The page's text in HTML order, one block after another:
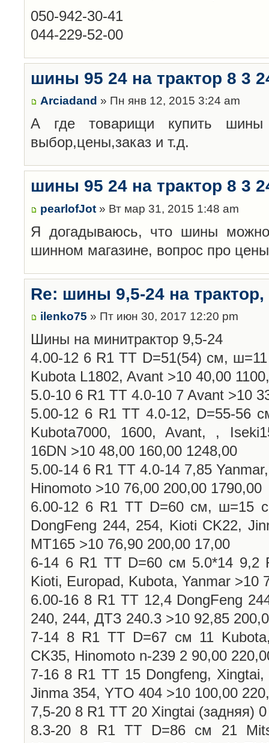
050-942-30-41
044-229-52-00
шины 95 24 на трактор 8 3
Arciadand » Пн янв 12, 2015 3:24 am
А где товарищи купить
выбор,цены,заказ и т.д.
шины 95 24 на трактор 8 3
pearlofJot » Вт мар 31, 2015 1:48 am
Я догадываюсь, что шины
шинном магазине, вопрос про
Re: шины 9,5-24 на трактор,
ilenko75 » Пт июн 30, 2017 12:20 pm
Шины на минитрактор 9,5-24
4.00-12 6 R1 TT D=51(54) см,
Kubota L1802, Avant >10 40,00
5.0-10 6 R1 TT 4.0-10 7 Avant >10
5.00-12 6 R1 TT 4.0-12, D=55-56
Kubota7000, 1600, Avant, ,
16DN >10 48,00 160,00 1248,00
5.00-14 6 R1 TT 4.0-14 7,85
Hinomoto >10 76,00 200,00 1790,00
6.00-12 6 R1 TT D=60 см, ш=15
DongFeng 244, 254, Kioti CK22,
MT165 >10 76,90 200,00 17,00
6-14 6 R1 TT D=60 см 5.0*14 9,2
Kioti, Europad, Kubota, Yanmar >10
6.00-16 8 R1 TT 12,4 DongFeng
240, 244, ДТЗ 240.3 >10 92,85
7-14 8 R1 TT D=67 см 11
CK35, Hinomoto n-239 2 90,00
7-16 8 R1 TT 15 Dongfeng,
Jinma 354, YTO 404 >10 100,00
7,5-20 8 R1 TT 20 Xingtai (задняя)
8.3-20 8 R1 TT D=86 см 21